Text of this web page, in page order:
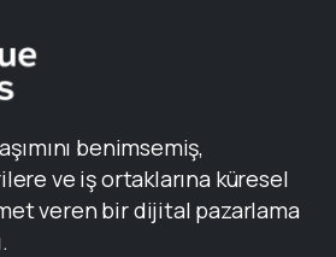
benimsemiş,
ve iş ortaklarına küresel
veren bir dijital pazarlama